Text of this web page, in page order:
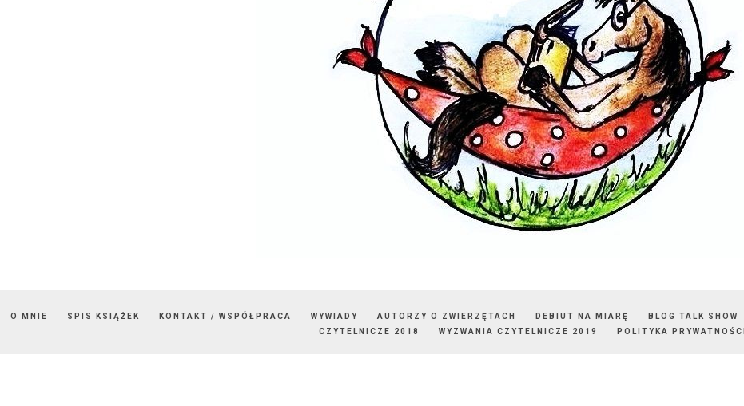
O MNIE SPIS KSIĄŻEK KONTAKT / WSPÓŁPRACA WYWIADY AUTORZY O ZWIERZĘTACH DEBIUT NA MIARĘ BLOG TALK SHOW
CZYTELNICZE 2018
WYZWANIA CZYTELNICZE 2019 POLITYKA PRYWATNOŚCI